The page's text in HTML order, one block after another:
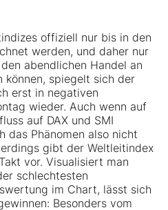
offiziell nur bis in den
werden, und daher nur
abendlichen Handel an
können, spiegelt sich der
erst in negativen
wieder. Auch wenn auf
auf DAX und SMI
das Phänomen also nicht
gibt der Weltleitindex
vor. Visualisiert man
schlechtesten
im Chart, lässt sich
Besonders vom